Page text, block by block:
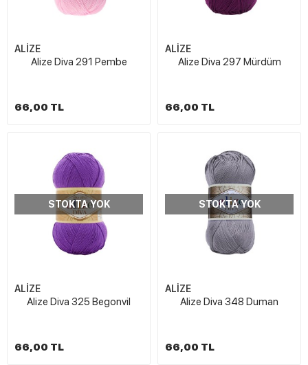
ALİZE
Alize Diva 291 Pembe
66,00 TL
ALİZE
Alize Diva 297 Mürdüm
66,00 TL
STOKTA YOK
ALİZE
Alize Diva 325 Begonvil
66,00 TL
STOKTA YOK
ALİZE
Alize Diva 348 Duman
66,00 TL